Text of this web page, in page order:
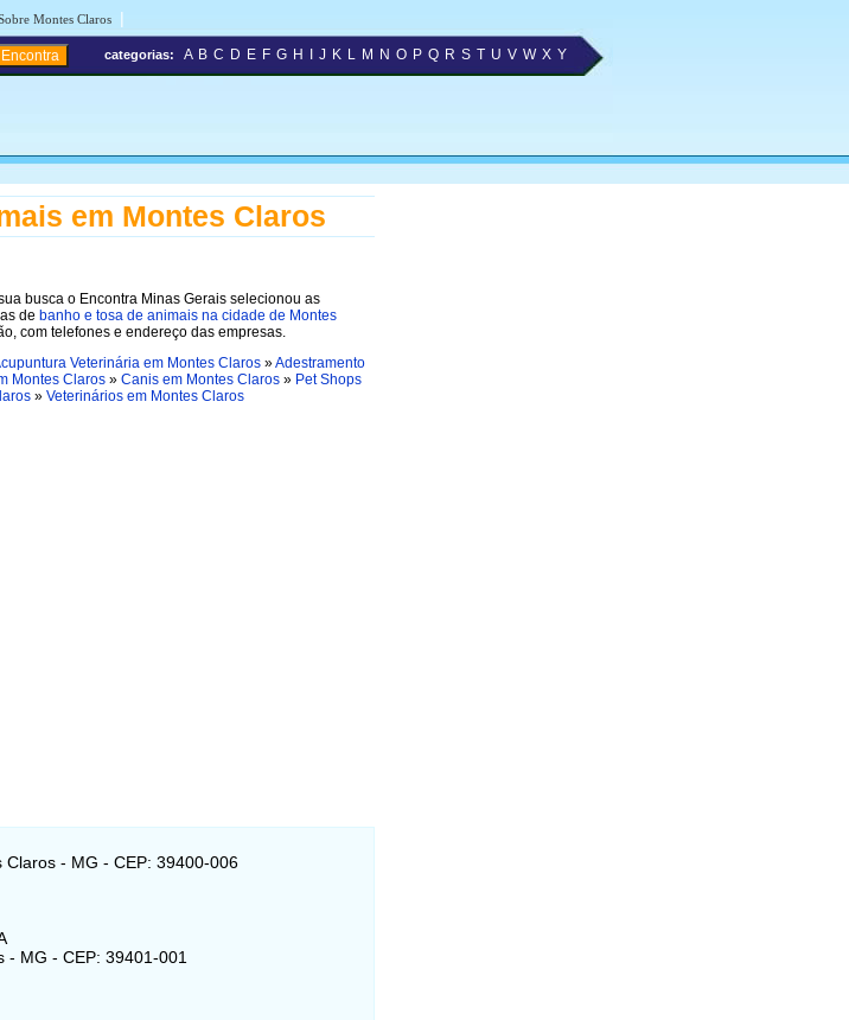
Montes Claros |
categorias: A B C D E F G H J K L M N O P Q R S T U V W X Y
em Montes Claros
busca o Encontra Minas Gerais selecionou as
de banho e tosa de animais na cidade de Montes
com telefones e endereço das empresas.
Veterinária em Montes Claros »Adestramento
Montes Claros » Canis em Montes Claros » Pet Shops
» Veterinários em Montes Claros
- MG - CEP: 39400-006
- MG - CEP: 39401-001